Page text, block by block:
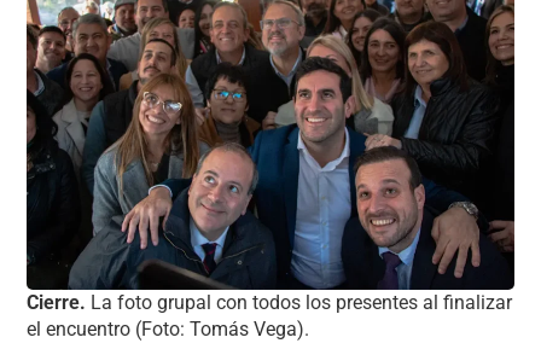
Cierre. La foto grupal con todos los presentes al finalizar
el encuentro (Foto: Tomás Vega).